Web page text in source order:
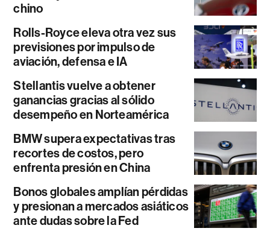
chino
Rolls-Royce eleva otra vez sus
previsiones por impulso de
aviación, defensa e IA
Stellantis vuelve a obtener
ganancias gracias al sólido
desempeño en Norteamérica
BMW supera expectativas tras
recortes de costos, pero
enfrenta presión en China
Bonos globales amplían pérdidas
y presionan a mercados asiáticos
ante dudas sobre la Fed